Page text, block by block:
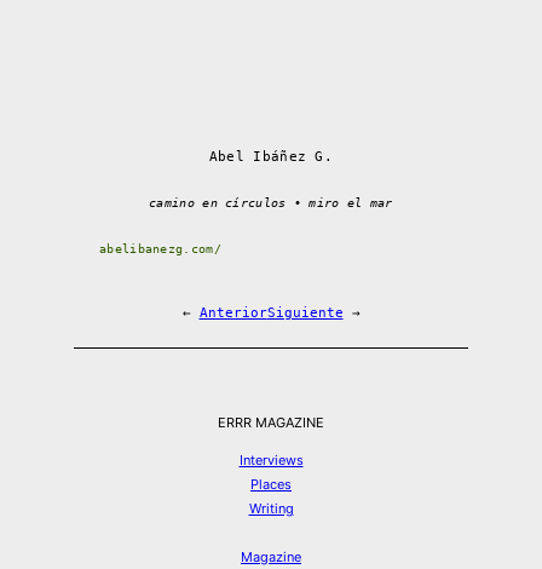
Abel Ibáñez G.
camino en círculos • miro el mar
abelibanezg.com/
← AnteriorSiguiente →
ERRR MAGAZINE
Interviews
Places
Writing
Magazine